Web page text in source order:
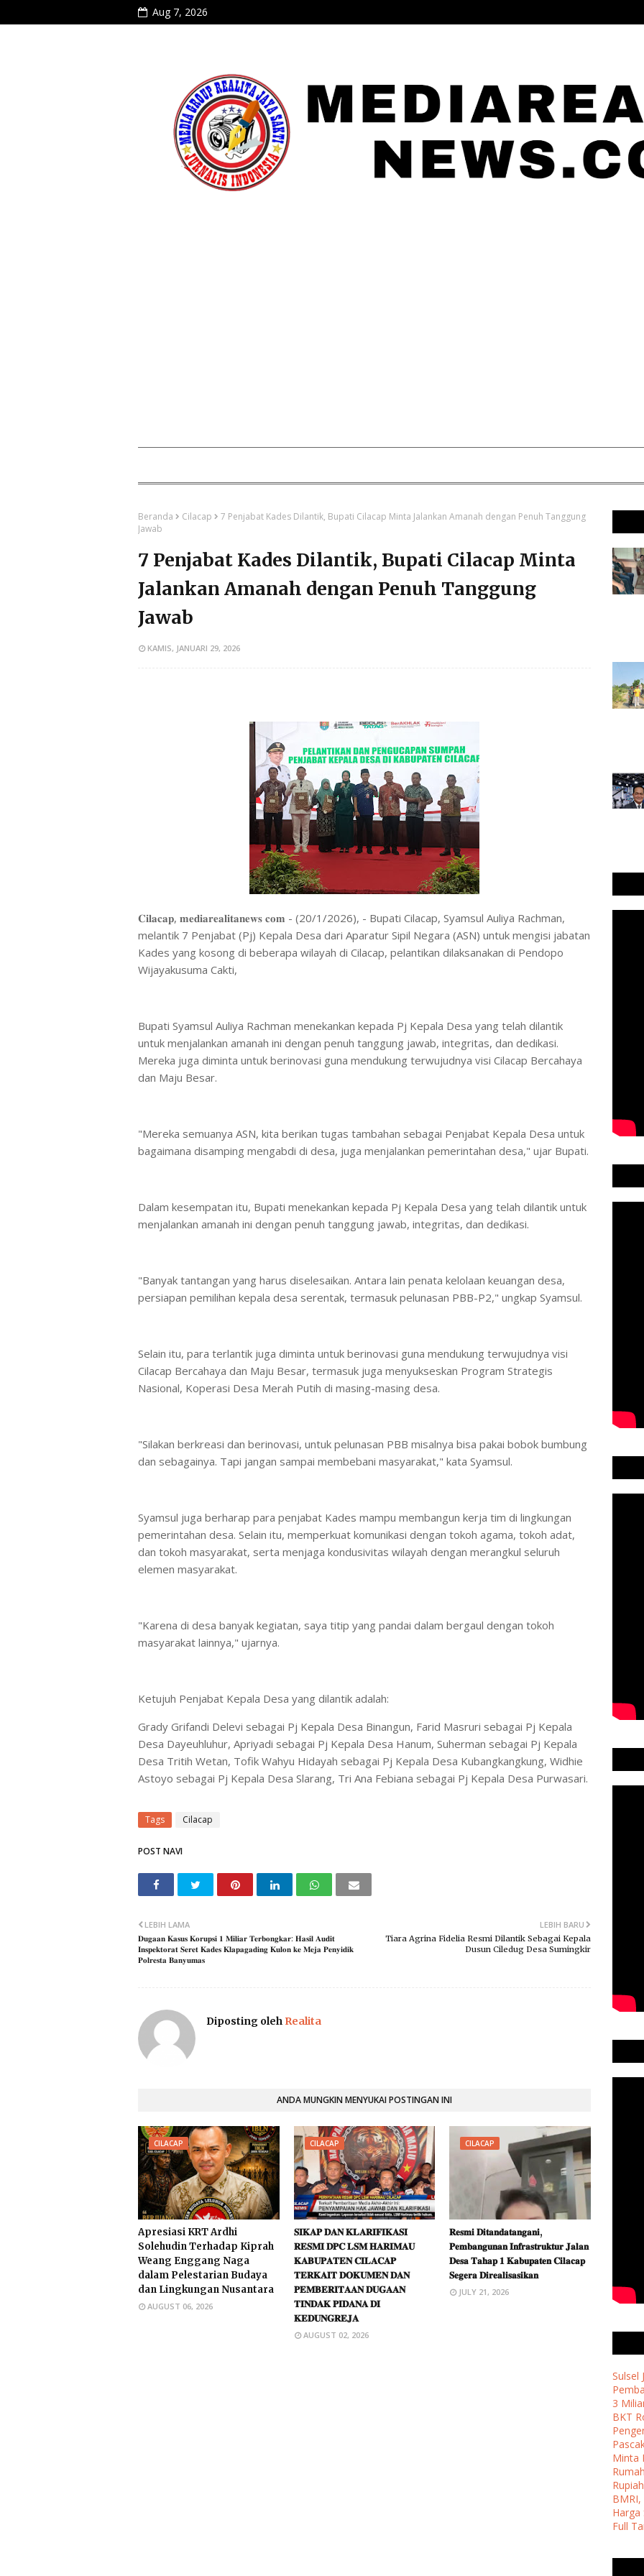
Aug 7, 2026
Beranda Cilacap
7 Penjabat Kades Dilantik, Bupati Cilacap Minta Jalankan Amanah dengan Penuh Tanggung
Jawab
7 Penjabat Kades Dilantik, Bupati Cilacap Minta
Jalankan Amanah dengan Penuh Tanggung
Jawab
KAMIS, JANUARI 29, 2026
𝐂𝐢𝐥𝐚𝐜𝐚𝐩, 𝐦𝐞𝐝𝐢𝐚𝐫𝐞𝐚𝐥𝐢𝐭𝐚𝐧𝐞𝐰𝐬 𝐜𝐨𝐦 - (20/1/2026), - Bupati Cilacap, Syamsul Auliya Rachman,
melantik 7 Penjabat (Pj) Kepala Desa dari Aparatur Sipil Negara (ASN) untuk mengisi jabatan
Kades yang kosong di beberapa wilayah di Cilacap, pelantikan dilaksanakan di Pendopo
Wijayakusuma Cakti,
Bupati Syamsul Auliya Rachman menekankan kepada Pj Kepala Desa yang telah dilantik
untuk menjalankan amanah ini dengan penuh tanggung jawab, integritas, dan dedikasi.
Mereka juga diminta untuk berinovasi guna mendukung terwujudnya visi Cilacap Bercahaya
dan Maju Besar.
"Mereka semuanya ASN, kita berikan tugas tambahan sebagai Penjabat Kepala Desa untuk
bagaimana disamping mengabdi di desa, juga menjalankan pemerintahan desa," ujar Bupati.
Dalam kesempatan itu, Bupati menekankan kepada Pj Kepala Desa yang telah dilantik untuk
menjalankan amanah ini dengan penuh tanggung jawab, integritas, dan dedikasi.
"Banyak tantangan yang harus diselesaikan. Antara lain penata kelolaan keuangan desa,
persiapan pemilihan kepala desa serentak, termasuk pelunasan PBB-P2," ungkap Syamsul.
Selain itu, para terlantik juga diminta untuk berinovasi guna mendukung terwujudnya visi
Cilacap Bercahaya dan Maju Besar, termasuk juga menyukseskan Program Strategis
Nasional, Koperasi Desa Merah Putih di masing-masing desa.
"Silakan berkreasi dan berinovasi, untuk pelunasan PBB misalnya bisa pakai bobok bumbung
dan sebagainya. Tapi jangan sampai membebani masyarakat," kata Syamsul.
Syamsul juga berharap para penjabat Kades mampu membangun kerja tim di lingkungan
pemerintahan desa. Selain itu, memperkuat komunikasi dengan tokoh agama, tokoh adat,
dan tokoh masyarakat, serta menjaga kondusivitas wilayah dengan merangkul seluruh
elemen masyarakat.
"Karena di desa banyak kegiatan, saya titip yang pandai dalam bergaul dengan tokoh
masyarakat lainnya," ujarnya.
Ketujuh Penjabat Kepala Desa yang dilantik adalah:
Grady Grifandi Delevi sebagai Pj Kepala Desa Binangun, Farid Masruri sebagai Pj Kepala
Desa Dayeuhluhur, Apriyadi sebagai Pj Kepala Desa Hanum, Suherman sebagai Pj Kepala
Desa Tritih Wetan, Tofik Wahyu Hidayah sebagai Pj Kepala Desa Kubangkangkung, Widhie
Astoyo sebagai Pj Kepala Desa Slarang, Tri Ana Febiana sebagai Pj Kepala Desa Purwasari.
Tags Cilacap
POST NAVI
LEBIH BARU
Tiara Agrina Fidelia Resmi Dilantik Sebagai Kepala
Dusun Ciledug Desa Sumingkir
LEBIH LAMA
𝐃𝐮𝐠𝐚𝐚𝐧 𝐊𝐚𝐬𝐮𝐬​ 𝐊𝐨𝐫𝐮𝐩𝐬𝐢 𝟏 𝐌𝐢𝐥𝐢𝐚𝐫 𝐓𝐞𝐫𝐛𝐨𝐧𝐠𝐤𝐚𝐫: 𝐇𝐚𝐬𝐢𝐥 𝐀𝐮𝐝𝐢𝐭
𝐈𝐧𝐬𝐩𝐞𝐤𝐭𝐨𝐫𝐚𝐭 𝐒𝐞𝐫𝐞𝐭 𝐊𝐚𝐝𝐞𝐬 𝐊𝐥𝐚𝐩𝐚𝐠𝐚𝐝𝐢𝐧𝐠 𝐊𝐮𝐥𝐨𝐧 𝐤𝐞 𝐌𝐞𝐣𝐚 𝐏𝐞𝐧𝐲𝐢𝐝𝐢𝐤
𝐏𝐨𝐥𝐫𝐞𝐬𝐭𝐚 𝐁𝐚𝐧𝐲𝐮𝐦𝐚𝐬
Diposting oleh Realita
ANDA MUNGKIN MENYUKAI POSTINGAN INI
CILACAP
Apresiasi KRT Ardhi
Solehudin Terhadap Kiprah
Weang Enggang Naga
dalam Pelestarian Budaya
dan Lingkungan Nusantara
AUGUST 06, 2026
CILACAP
𝐒𝐈𝐊𝐀𝐏 𝐃𝐀𝐍 𝐊𝐋𝐀𝐑𝐈𝐅𝐈𝐊𝐀𝐒𝐈
𝐑𝐄𝐒𝐌𝐈 𝐃𝐏𝐂 𝐋𝐒𝐌 𝐇𝐀𝐑𝐈𝐌𝐀𝐔
𝐊𝐀𝐁𝐔𝐏𝐀𝐓𝐄𝐍 𝐂𝐈𝐋𝐀𝐂𝐀𝐏
𝐓𝐄𝐑𝐊𝐀𝐈𝐓 𝐃𝐎𝐊𝐔𝐌𝐄𝐍 𝐃𝐀𝐍
𝐏𝐄𝐌𝐁𝐄𝐑𝐈𝐓𝐀𝐀𝐍 𝐃𝐔𝐆𝐀𝐀𝐍
𝐓𝐈𝐍𝐃𝐀𝐊 𝐏𝐈𝐃𝐀𝐍𝐀 𝐃𝐈
𝐊𝐄𝐃𝐔𝐍𝐆𝐑𝐄𝐉𝐀
AUGUST 02, 2026
CILACAP
​𝐑𝐞𝐬𝐦𝐢 𝐃𝐢𝐭𝐚𝐧𝐝𝐚𝐭𝐚𝐧𝐠𝐚𝐧𝐢,
𝐏𝐞𝐦𝐛𝐚𝐧𝐠𝐮𝐧𝐚𝐧 𝐈𝐧𝐟𝐫𝐚𝐬𝐭𝐫𝐮𝐤𝐭𝐮𝐫 𝐉𝐚𝐥𝐚𝐧
𝐃𝐞𝐬𝐚 𝐓𝐚𝐡𝐚𝐩 𝟏 𝐊𝐚𝐛𝐮𝐩𝐚𝐭𝐞𝐧 𝐂𝐢𝐥𝐚𝐜𝐚𝐩
𝐒𝐞𝐠𝐞𝐫𝐚 𝐃𝐢𝐫𝐞𝐚𝐥𝐢𝐬𝐚𝐬𝐢𝐤𝐚𝐧
JULY 21, 2026
Sulsel
3
BKT
Minta
Rumah
Harga
Full